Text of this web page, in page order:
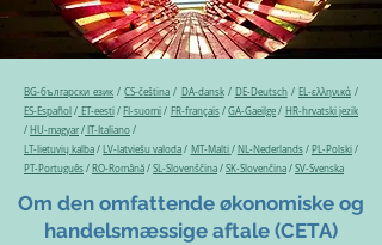
BG-български език /CS-čeština / DA-dansk/ DE-Deutsch/ EL-ελληνικά/
ES-Español / ET-eesti/ FI-suomi / FR-français/GA-Gaeilge / HR-hrvatski jezik
/ HU-magyar / IT-Italiano /
LT-lietuvių kalba / LV-latviešu valoda / MT-Malti / NL-Nederlands/ PL-Polski/
PT-Português / RO-Română / SL-Slovenščina / SK-Slovenčina / SV-Svenska
Om den omfattende økonomiske og
handelsmæssige aftale (CETA)